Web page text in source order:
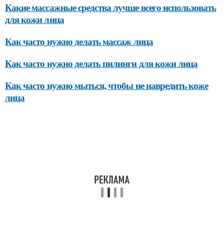
Какие массажные средства лучше всего использовать
для кожи лица
Как часто нужно делать массаж лица
Как часто нужно делать пилинги для кожи лица
Как часто нужно мыться, чтобы не навредить коже
лица